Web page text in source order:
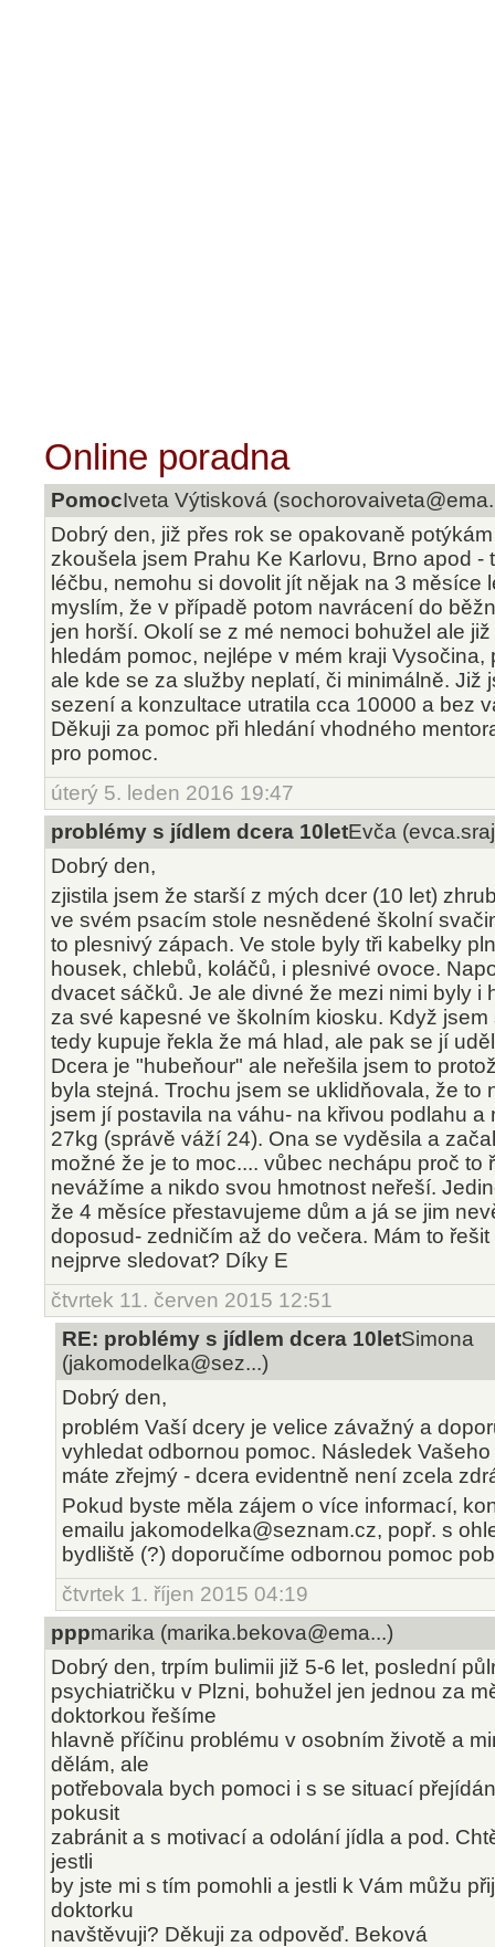
Online poradna
PomocIveta Výtisková
Dobrý den, již přes rok se opakovaně
zkoušela jsem Prahu Ke Karlovu, Brno apod -
léčbu, nemohu si dovolit jít nějak na 3 měsíce
myslím, že v případě potom navrácení do
jen horší. Okolí se z mé nemoci bohužel ale
hledám pomoc, nejlépe v mém kraji Vysočina,
ale kde se za služby neplatí, či minimálně. Již
sezení a konzultace utratila cca 10000 a bez
Děkuji za pomoc při hledání vhodného
pro pomoc.
úterý 5. leden 2016 19:47
problémy s jídlem dcera 10letEvča
Dobrý den,
zjistila jsem že starší z mých dcer (10 let)
ve svém psacím stole nesnědené školní
to plesnivý zápach. Ve stole byly tři kabelky
housek, chlebů, koláčů, i plesnivé ovoce.
dvacet sáčků. Je ale divné že mezi nimi byly i
za své kapesné ve školním kiosku. Když jsem
tedy kupuje řekla že má hlad, ale pak se jí
Dcera je "hubeňour" ale neřešila jsem to
byla stejná. Trochu jsem se uklidňovala, že to
jsem jí postavila na váhu- na křivou podlahu a
27kg (správě váží 24). Ona se vyděsila a
možné že je to moc.... vůbec nechápu proč to
nevážíme a nikdo svou hmotnost neřeší.
že 4 měsíce přestavujeme dům a já se jim
doposud- zedničím až do večera. Mám to
nejprve sledovat? Díky E
čtvrtek 11. červen 2015 12:51
RE: problémy s jídlem dcera 10letSimona
(jakomodelka@sez...)
Dobrý den,
problém Vaší dcery je velice závažný a
vyhledat odbornou pomoc. Následek
máte zřejmý - dcera evidentně není zcela
Pokud byste měla zájem o více informací,
emailu jakomodelka@seznam.cz, popř. s
bydliště (?) doporučíme odbornou pomoc
čtvrtek 1. říjen 2015 04:19
pppmarika (marika.bekova@ema...)
Dobrý den, trpím bulimii již 5-6 let, poslední
psychiatričku v Plzni, bohužel jen jednou za
doktorkou řešíme
hlavně příčinu problému v osobním životě a
dělám, ale
potřebovala bych pomoci i s se situací
pokusit
zabránit a s motivací a odolání jídla a pod.
jestli
by jste mi s tím pomohli a jestli k Vám můžu
doktorku
navštěvuji? Děkuji za odpověď. Beková